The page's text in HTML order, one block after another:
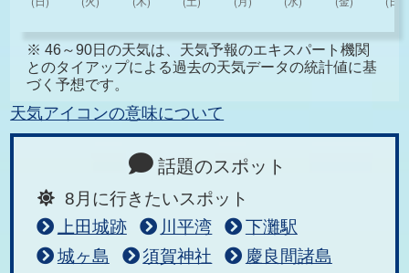
※ 46～90日の天気は、天気予報のエキスパート機関
とのタイアップによる過去の天気データの統計値に基
づく予想です。
天気アイコンの意味について
話題のスポット
8月に行きたいスポット
上田城跡
川平湾
下灘駅
城ヶ島
須賀神社
慶良間諸島